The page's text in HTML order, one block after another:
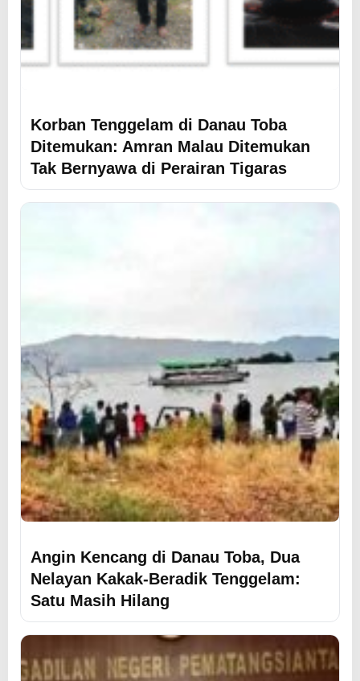
Korban Tenggelam di Danau Toba
Ditemukan: Amran Malau Ditemukan
Tak Bernyawa di Perairan Tigaras
Angin Kencang di Danau Toba, Dua
Nelayan Kakak-Beradik Tenggelam:
Satu Masih Hilang